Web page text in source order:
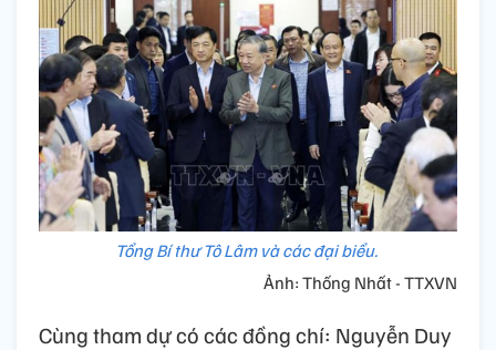
Tổng Bí thư Tô Lâm và các đại biểu.
Ảnh: Thống Nhất - TTXVN
Cùng tham dự có các đồng chí: Nguyễn Duy